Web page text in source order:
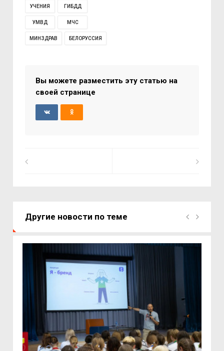
УЧЕНИЯ ГИБДД
УМВД МЧС
МИНЗДРАВ БЕЛОРУССИЯ
Вы можете разместить эту статью на
своей странице
Другие новости по теме